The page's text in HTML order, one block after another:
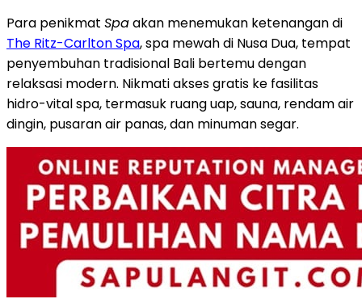
Para penikmat Spaakan menemukan ketenangan di
The Ritz-Carlton Spa, spa mewah di Nusa Dua, tempat
penyembuhan tradisional Bali bertemu dengan
relaksasi modern. Nikmati akses gratis ke fasilitas
hidro-vital spa, termasuk ruang uap, sauna, rendam air
dingin, pusaran air panas, dan minuman segar.